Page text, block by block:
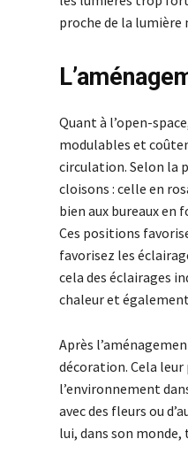
proche de la
Quant à l’open-
modulables et
circulation. Selon la
cloisons : celle en
bien aux bureaux en
Ces positions
favorisez les
cela des éclairages
chaleur et
Après
décoration. Cela
l’environnement
avec des fleurs ou
lui, dans son